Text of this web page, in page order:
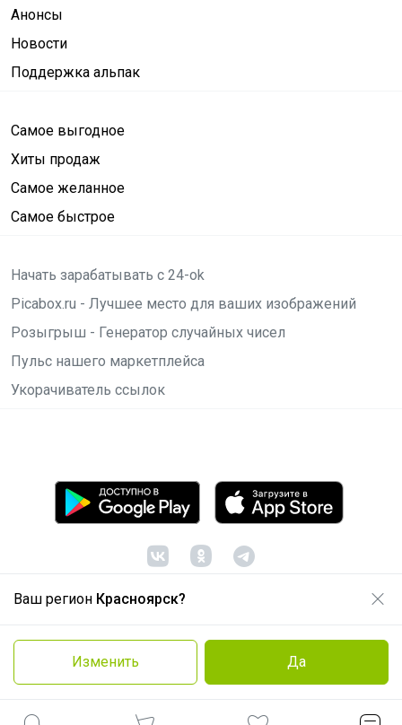
Ваш регион Красноярск?
Изменить Да
Анонсы
Новости
Поддержка альпак
Самое выгодное
Хиты продаж
Самое желанное
Самое быстрое
Начать зарабатывать с 24-ok
Picabox.ru - Лучшее место для ваших изображений
Розыгрыш - Генератор случайных чисел
Пульс нашего маркетплейса
Укорачиватель ссылок
© ООО "Лявита", ОГРН 1122468054070, 2012 -2026
Политика конфиденциальности
Cоглашение пользователя